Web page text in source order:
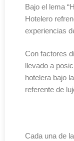
Bajo el lema
Hotelero
experiencias
Con factores
llevado a
hotelera bajo
referente de
Cada una de